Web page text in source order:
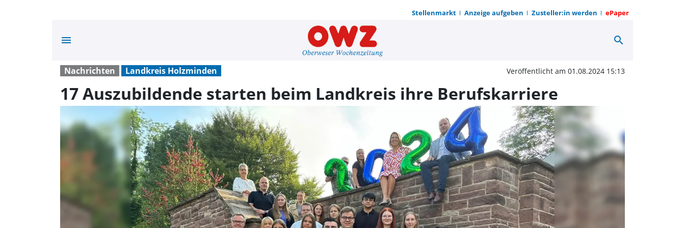
Stellenmarkt Anzeige aufgeben Zusteller:in werden ePaper
menu 17 Auszubildende starten beim
search
Nachrichten Landkreis Holzminden Veröffentlicht am 01.08.2024 15:13
17 Auszubildende starten beim Landkreis ihre Berufskarriere